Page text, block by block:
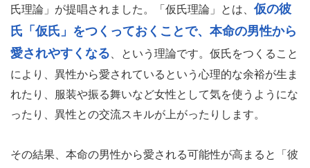
氏理論」が提唱されました。「仮氏理論」とは、仮の彼
氏「仮氏」をつくっておくことで、本命の男性から
愛されやすくなる 、という理論です。仮氏をつくること
により、異性から愛されているという心理的な余裕が生ま
れたり、服装や振る舞いなど女性として気を使うようにな
ったり、異性との交流スキルが上がったりします。
その結果、本命の男性から愛される可能性が高まると「彼